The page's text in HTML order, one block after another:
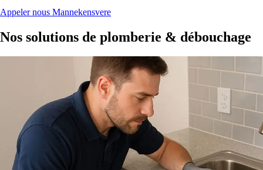
Appeler nous Mannekensvere
Nos solutions de plomberie & débouchage